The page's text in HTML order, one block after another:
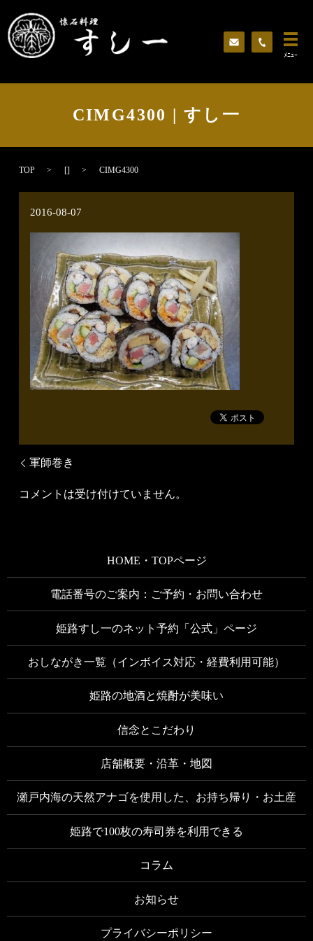
ﾒﾆｭｰ
CIMG4300 | すし一
TOP [] CIMG4300
2016-08-07
軍師巻き
コメントは受け付けていません。
HOME・TOPページ
電話番号のご案内：ご予約・お問い合わせ
姫路すし一のネット予約「公式」ページ
おしながき一覧（インボイス対応・経費利用可能）
姫路の地酒と焼酎が美味い
信念とこだわり
店舗概要・沿革・地図
瀬戸内海の天然アナゴを使用した、お持ち帰り・お土産
姫路で100枚の寿司券を利用できる
コラム
お知らせ
プライバシーポリシー